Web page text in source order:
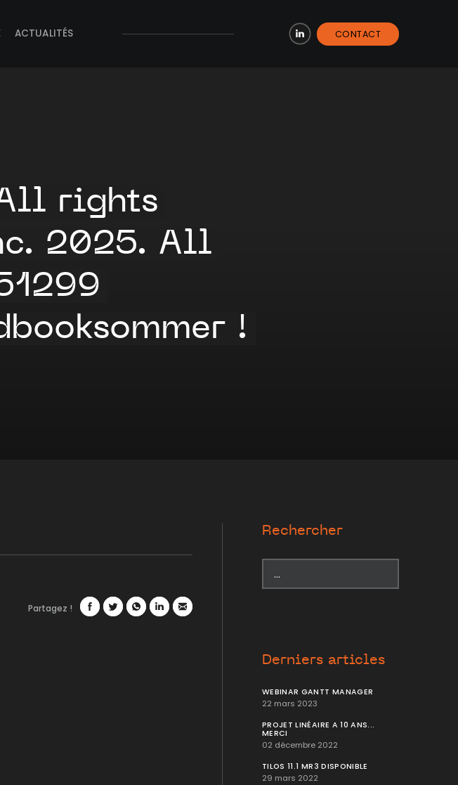
ACTUALITÉS CONTACT
rights
2025. All
!
Partagez !
Rechercher
Derniers articles
WEBINAR GANTT MANAGER
22 mars 2023
PROJET LINÉAIRE A 10 ANS...
MERCI
02 décembre 2022
TILOS 11.1 MR3 DISPONIBLE
29 mars 2022